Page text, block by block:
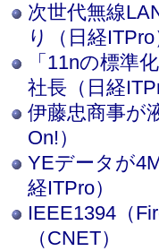
次世代無線
り（日経ITPro
「11nの標準
社長（日経
伊藤忠商事が
On!）
YEデータが
経ITPro）
IEEE1394（
（CNET）